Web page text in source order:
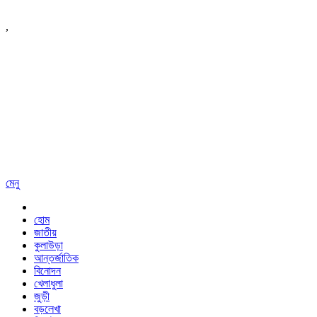
,
মেনু
হোম
জাতীয়
কুলাউড়া
আন্তর্জাতিক
বিনোদন
খেলাধুলা
জুড়ী
বড়লেখা